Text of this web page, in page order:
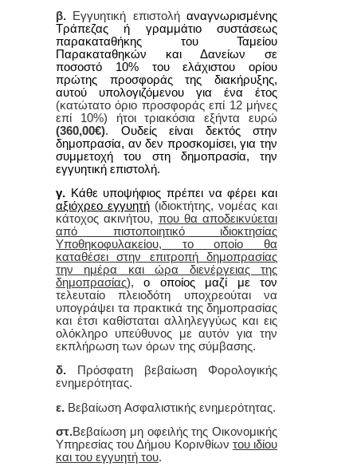
β. Εγγυητική επιστολή αναγνωρισμένης
Τράπεζας ή γραμμάτιο συστάσεως
παρακαταθήκης του Ταμείου
Παρακαταθηκών και Δανείων σε
ποσοστό 10% του ελάχιστου ορίου
πρώτης προσφοράς της διακήρυξης,
αυτού υπολογιζόμενου για ένα έτος
(κατώτατο όριο προσφοράς επί 12 μήνες
επί 10%)
ήτοιτριακόσια εξήνταευρώ
(360,00€). Ουδείς είναι δεκτός στην
δημοπρασία, αν δεν προσκομίσει, για την
συμμετοχή του στη δημοπρασία, την
εγγυητική επιστολή.
γ. Κάθε υποψήφιος πρέπει να φέρει και
αξιόχρεο εγγυητή (ιδιοκτήτης, νομέας και
κάτοχος ακινήτου, που θα αποδεικνύεται
από πιστοποιητικό ιδιοκτησίας
Υποθηκοφυλακείου, το οποίο θα
καταθέσει στην επιτροπή δημοπρασίας
την ημέρα και ώρα διενέργειας της
δημοπρασίας),ο οποίος μαζί με τον
τελευταίο πλειοδότη υποχρεούται να
υπογράψει τα πρακτικά της δημοπρασίας
και έτσι καθίσταται αλληλεγγύως και εις
ολόκληρο υπεύθυνος με αυτόν για την
εκπλήρωση των όρων της σύμβασης.
δ.
Πρόσφατη βεβαίωση Φορολογικής
ενημερότητας.
ε. Βεβαίωση Ασφαλιστικής ενημερότητας.
στ.Βεβαίωση μη οφειλής της Οικονομικής
Υπηρεσίας του Δήμου Κορινθίων του ιδίου
και του εγγυητή του.